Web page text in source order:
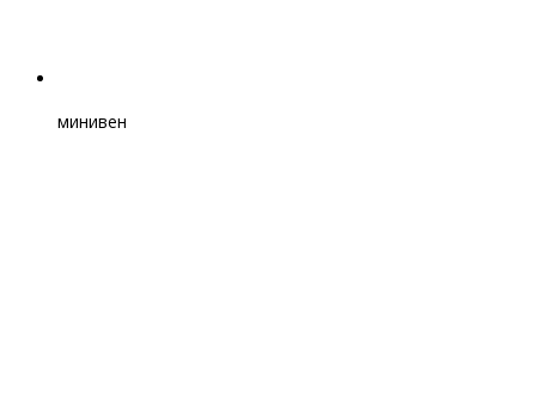
минивен